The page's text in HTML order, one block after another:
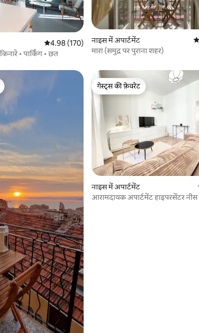
औसत रेटिंग 5 में से 4.98, 170 समीक्षाएँ
4.98 (170)
• पार्किंग • छत
नाइस में अपार्टमेंट
मारा (समुद्र पर पुराना शहर)
गेस्ट्स की फ़ेवरेट
गेस्ट्स की फ़ेवरेट
नाइस में अपार्टमेंट
आरामदायक अपार्टमेंट हाइपरसेंटर नीस